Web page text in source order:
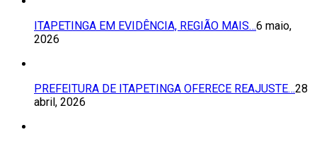
ITAPETINGA EM EVIDÊNCIA, REGIÃO MAIS…6 maio,
2026
PREFEITURA DE ITAPETINGA OFERECE REAJUSTE…28
abril, 2026